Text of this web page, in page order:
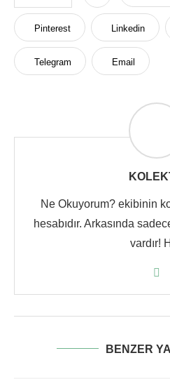
Pinterest Linkedin
Telegram Email
Ne Okuyorum? ekibinin
hesabıdır. Arkasında
vardır!
BENZER